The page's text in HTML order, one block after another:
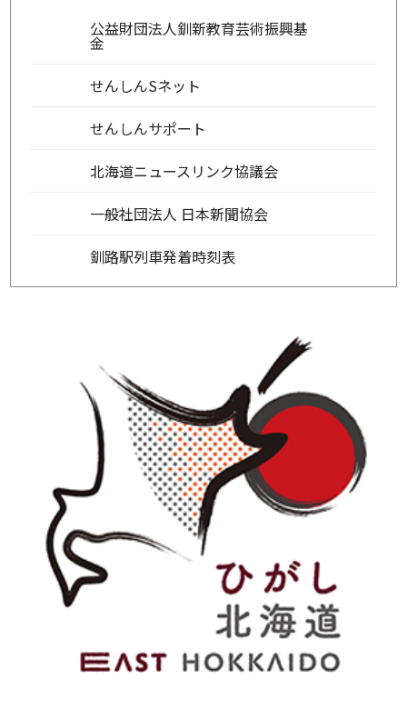
公益財団法人釧新教育芸術振興基
金
せんしんSネット
せんしんサポート
北海道ニュースリンク協議会
一般社団法人 日本新聞協会
釧路駅列車発着時刻表